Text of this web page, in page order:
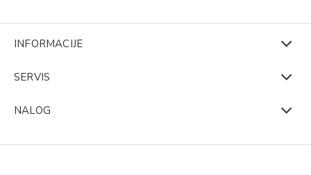
INFORMACIJE
SERVIS
NALOG